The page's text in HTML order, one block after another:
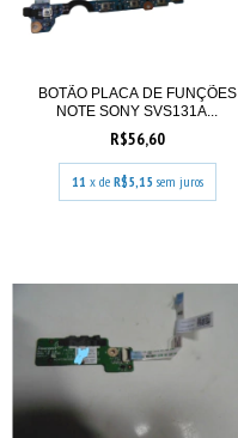
BOTÃO PLACA DE FUNÇÕES
NOTE SONY SVS131A...
R$56,60
11 x de R$5,15 sem juros